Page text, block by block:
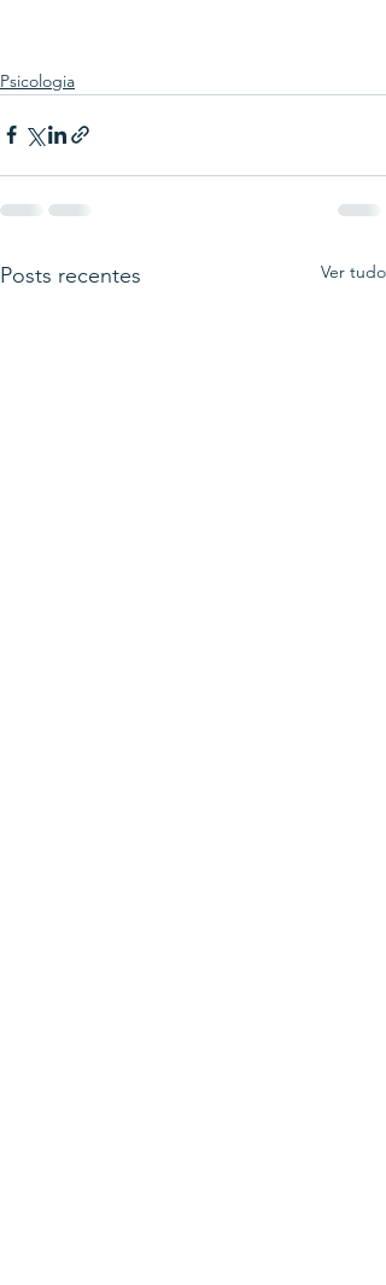
Psicologia
Posts recentes Ver tudo